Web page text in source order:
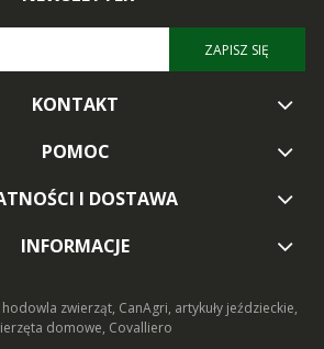
ZAPISZ SIĘ
KONTAKT
POMOC
I DOSTAWA
INFORMACJE
hodowla zwierząt, CanAgri, artykuły jeździeckie,
domowe, Covalliero